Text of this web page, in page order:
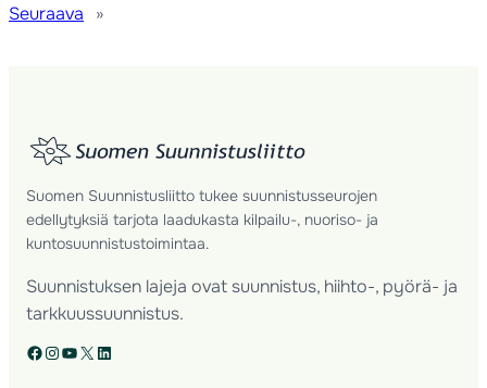
Seuraava
»
Suomen Suunnistusliitto tukee suunnistusseurojen
edellytyksiä tarjota laadukasta kilpailu-, nuoriso- ja
kuntosuunnistustoimintaa.
Suunnistuksen lajeja ovat suunnistus, hiihto-, pyörä- ja
tarkkuussuunnistus.
Facebook Instagram YouTube X LinkedIn